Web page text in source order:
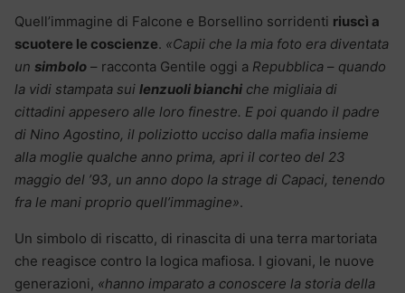
Quell’immagine di Falcone e Borsellino sorridenti riuscì a
scuotere le coscienze. «Capii che la mia foto era diventata
un simbolo – racconta Gentile oggi a Repubblica – quando
la vidi stampata sui lenzuoli bianchi che migliaia di
cittadini appesero alle loro finestre. E poi quando il padre
di Nino Agostino, il poliziotto ucciso dalla mafia insieme
alla moglie qualche anno prima, apri il corteo del 23
maggio del ’93, un anno dopo la strage di Capaci, tenendo
fra le mani proprio quell’immagine».
Un simbolo di riscatto, di rinascita di una terra martoriata
che reagisce contro la logica mafiosa. I giovani, le nuove
generazioni, «hanno imparato a conoscere la storia della